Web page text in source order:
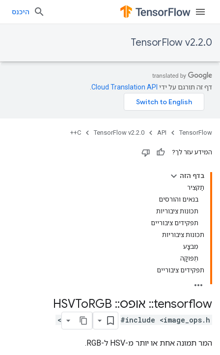
היכנס
TensorFlow v2.2.0
דף זה תורגם על ידי Cloud Translation API
TensorFlow
API
TensorFlow v2.2.0
C++
המידע עזר לך?
בדף הזה
תַקצִיר
בנאים והורסים
תכונות ציבוריות
תפקידים ציבוריים
תכונות ציבוריות
מִבצָע
תְפוּקָה
תפקידים ציבוריים
tensorflow
:: אופס::
RGB
#include <image_ops.h>
המר תמונה אחת או יותר מ-HSV ל-RGB.